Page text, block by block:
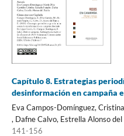
Capítulo 8. Estrategias
desinformación en campaña
Eva Campos-Domínguez,
, Dafne Calvo, Estrella Alonso
141-156